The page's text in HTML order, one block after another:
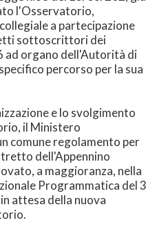
l'Osservatorio,
a partecipazione
sottoscrittori dei
ad organo dell'Autorità di
percorso per la sua
e lo svolgimento
il Ministero
comune regolamento per
dell'Appennino
a maggioranza, nella
Programmatica del 3
attesa della nuova